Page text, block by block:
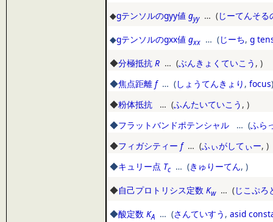
◆gテンソルのgyy値 gyy… (じーてんそる
◆gテンソルのgxx値 gxx … (じーち, g
◆分極抵抗 R … (ぶんきょくていこう , )
◆焦点距離 f… (しょうてんきょり , focus)
◆粉体抵抗 … (ふんたいていこう , )
◆フラットバンドポテンシャル … (ふら
◆フィガシティー f… (ふぃがしてぃー, )
◆キュリー点 Tc… (きゅりーてん, )
◆自己プロトリシス定数 Kw… (じこぷろ
◆酸定数 KA … (さんていすう , asid